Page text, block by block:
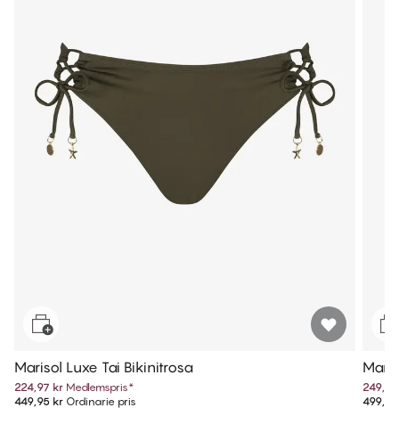
Marisol Luxe Tai Bikinitrosa
224,97 kr Medlemspris*
449,95 kr Ordinarie pris